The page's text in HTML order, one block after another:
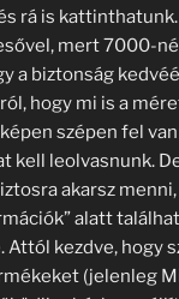
rá is
mert 7000-
a biztonság
hogy mi is a
szépen fel
kell leolvasnunk.
akarsz
alatt
Attól kezdve, hogy
(jelenleg